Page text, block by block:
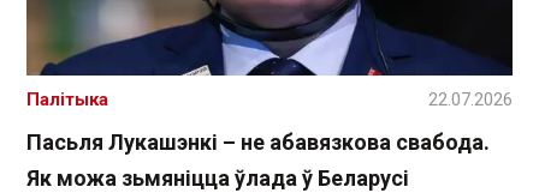
Пасьля Лукашэнкі – не абавязкова свабода.
Як можа зьмяніцца ўлада ў Беларусі
Палітыка 22.07.2026